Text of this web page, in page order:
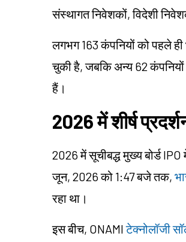
संस्थागत निवेशकों, विदेशी
लगभग 163 कंपनियों को पहले ही
चुकी है, जबकि अन्य 62 कंपनियों
हैं।
2026 में शीर्ष
2026 में सूचीबद्ध मुख्य बोर्ड
जून, 2026 को 1:47 बजे तक,
रहा था।
इस बीच, ONAMIटेक्नोलॉजी